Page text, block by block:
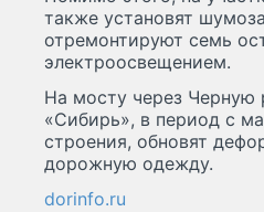
также установят
отремонтируют семь
электроосвещением.
На мосту через Черную
«Сибирь», в период с
строения, обновят
дорожную одежду.
dorinfo.ru